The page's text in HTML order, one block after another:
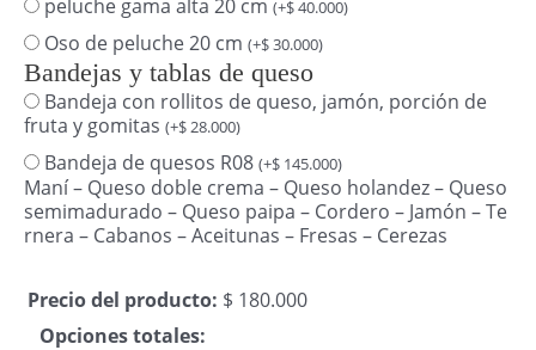
peluche gama alta 20 cm (+$40.000)
Oso de peluche 20 cm (+$30.000)
Bandejas y tablas de queso
Bandeja con rollitos de queso, jamón, porción de
fruta y gomitas (+$28.000)
Bandeja de quesos R08 (+$ 145.000)
Maní – Queso doble crema – Queso holandez – Queso
semimadurado – Queso paipa – Cordero – Jamón – Te
rnera – Cabanos – Aceitunas – Fresas – Cerezas
Precio del producto: $ 180.000
Opciones totales: